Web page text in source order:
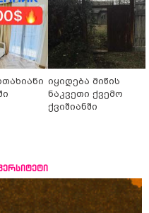
იყიდება მიწის
ნაკვეთი ქვემო
ქვიშიანში